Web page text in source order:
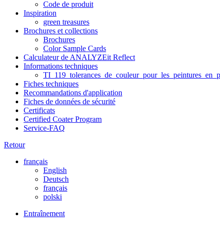
Code de produit
Inspiration
green treasures
Brochures et collections
Brochures
Color Sample Cards
Calculateur de ANALYZEit Reflect
Informations techniques
Fiches techniques
Recommandations d'application
Fiches de données de sécurité
Certificats
Certified Coater Program
Service-FAQ
Retour
français
English
Deutsch
français
polski
Entraînement